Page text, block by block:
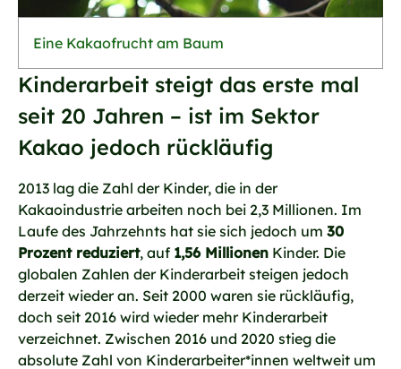
Eine Kakaofrucht am Baum
Kinderarbeit steigt das erste mal
seit 20 Jahren – ist im Sektor
Kakao jedoch rückläufig
2013 lag die Zahl der Kinder, die in der
Kakaoindustrie arbeiten noch bei 2,3 Millionen. Im
Laufe des Jahrzehnts hat sie sich jedoch um 30
Prozent reduziert, auf 1,56 Millionen Kinder. Die
globalen Zahlen der Kinderarbeit steigen jedoch
derzeit wieder an. Seit 2000 waren sie rückläufig,
doch seit 2016 wird wieder mehr Kinderarbeit
verzeichnet. Zwischen 2016 und 2020 stieg die
absolute Zahl von Kinderarbeiter*innen weltweit um